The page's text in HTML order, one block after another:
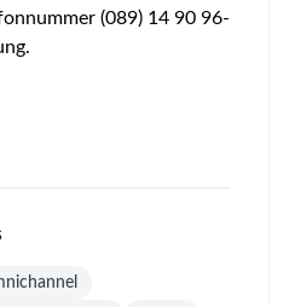
(089) 14 90 96-